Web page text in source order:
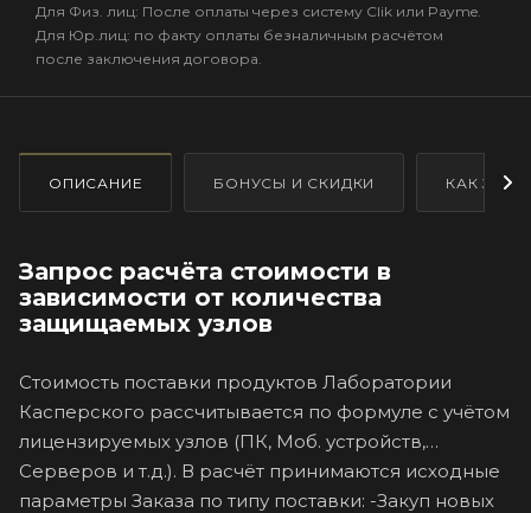
Для Физ. лиц: После оплаты через систему Clik или Payme.
Для Юр.лиц: по факту оплаты безналичным расчётом
после заключения договора.
ОПИСАНИЕ БОНУСЫ И СКИДКИ КАК
Запрос расчёта стоимости в
зависимости от количества
защищаемых узлов
Стоимость поставки продуктов Лаборатории
Касперского рассчитывается по формуле с учётом
лицензируемых узлов (ПК, Моб. устройств,
Серверов и т.д.). В расчёт принимаются исходные
параметры Заказа по типу поставки: -Закуп новых